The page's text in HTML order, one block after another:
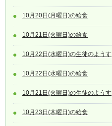
10月20日(月曜日)の給食
10月21日(火曜日)の給食
10月22日(水曜日)の生徒のようす
10月22日(水曜日)の給食
10月21日(火曜日)の生徒のようす
10月23日(木曜日)の給食